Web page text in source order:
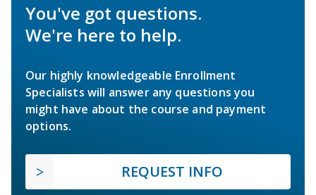
You've got questions.
We're here to help.
Our highly knowledgeable Enrollment
Specialists will answer any questions you
might have about the course and payment
options.
REQUEST INFO